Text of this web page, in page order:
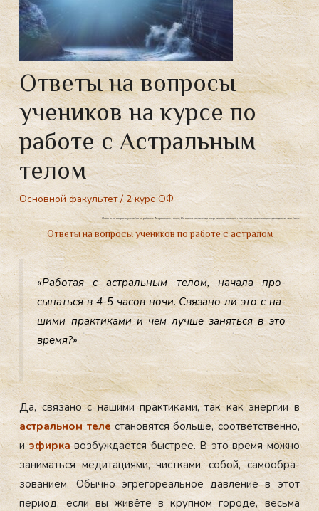
Ответы на вопросы
учеников на курсе по
работе с Астральным
телом
Основной факультет/2 курс ОФ
Ответы на вопросы учеников по работе с Астральным телом, Во время увеличения энергии в астральном теле можно заниматься медитациями, чистками.
Ответы на вопросы учеников по работе с астралом
«Ра­ботая с ас­траль­ным те­лом, на­чала про­
сыпать­ся в 4-5 ча­сов но­чи. Свя­зано ли это с на­
шими прак­ти­ками и чем луч­ше за­нять­ся в это
вре­мя?»
Да, свя­зано с на­шими прак­ти­ками, так как энер­гии в
ас­траль­ном те­леста­новят­ся боль­ше, со­от­ветс­твен­но,
иэфир­кавоз­бужда­ет­ся быс­трее. В это вре­мя мож­но
за­нимать­ся ме­дита­ци­ями, чис­тка­ми, со­бой, са­мо­об­ра­
зова­ни­ем. Обыч­но эг­ре­горе­аль­ное дав­ле­ние в этот
пе­ри­од, ес­ли вы жи­вёте в круп­ном го­роде, весь­ма